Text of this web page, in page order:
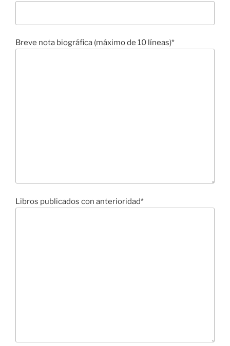
Breve nota biográfica (máximo de 10 líneas)*
Libros publicados con anterioridad*